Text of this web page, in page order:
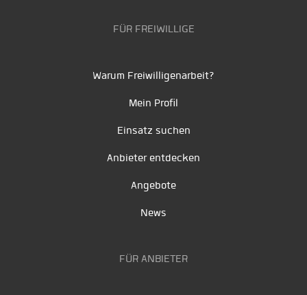
FÜR FREIWILLIGE
Warum Freiwilligenarbeit?
Mein Profil
Einsatz suchen
Anbieter entdecken
Angebote
News
FÜR ANBIETER